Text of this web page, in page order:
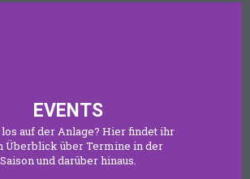
EVENTS
auf der Anlage? Hier findet ihr
Überblick über Termine in der
Saison und darüber hinaus.